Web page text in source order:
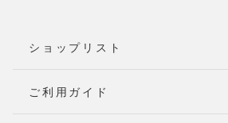
ショップリスト
ご利用ガイド